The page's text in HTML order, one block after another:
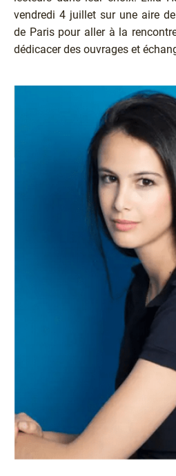
vendredi 4 juillet sur une aire
de Paris pour aller à la
dédicacer des ouvrages et